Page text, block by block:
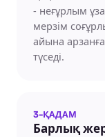
- неғұрлым
мерзім
айына арзанға
түседі.
3-ҚАДАМ
Барлық